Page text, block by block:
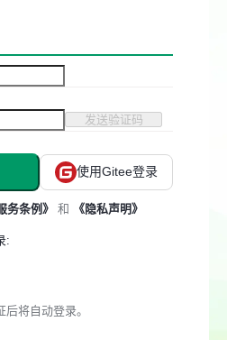
发送验证码
使用Gitee登录
务条例》 和 《隐私声明》
:
将自动登录。